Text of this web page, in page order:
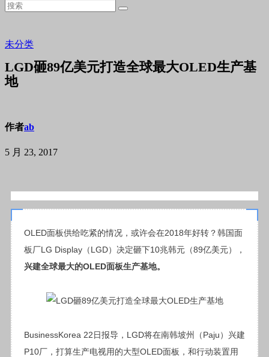
未分类
LGD砸89亿美元打造全球最大OLED生产基
地
作者ab
5 月 23, 2017
OLED面板供给吃紧的情况，或许会在2018年好转？韩国面
板厂LG Display（LGD）决定砸下10兆韩元（89亿美元），
兴建全球最大的OLED面板生产基地。
BusinessKorea 22日报导，LGD将在南韩坡州（Paju）兴建
P10厂，打算生产电视用的大型OLED面板，和行动装置用